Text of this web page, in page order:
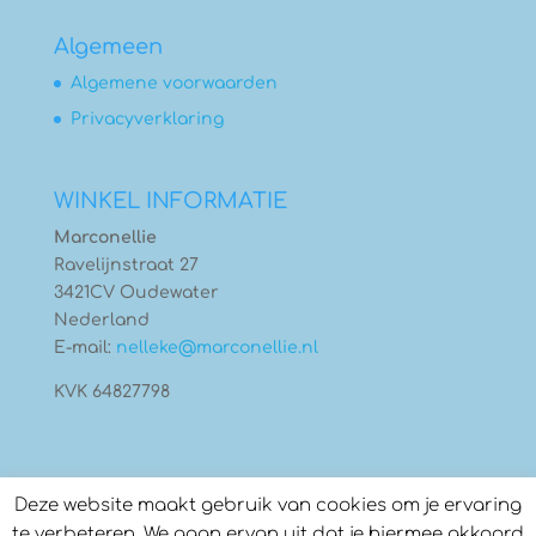
Algemeen
Algemene voorwaarden
Privacyverklaring
WINKEL INFORMATIE
Marconellie
Ravelijnstraat 27
3421CV Oudewater
Nederland
E-mail: nelleke@marconellie.nl
KVK 64827798
Deze website maakt gebruik van cookies om je ervaring